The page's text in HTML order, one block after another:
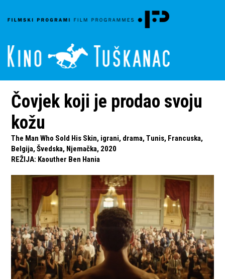
Čovjek koji je prodao svoju
kožu
The Man Who Sold His Skin, igrani, drama, Tunis, Francuska,
Belgija, Švedska, Njemačka, 2020
REŽIJA: Kaouther Ben Hania